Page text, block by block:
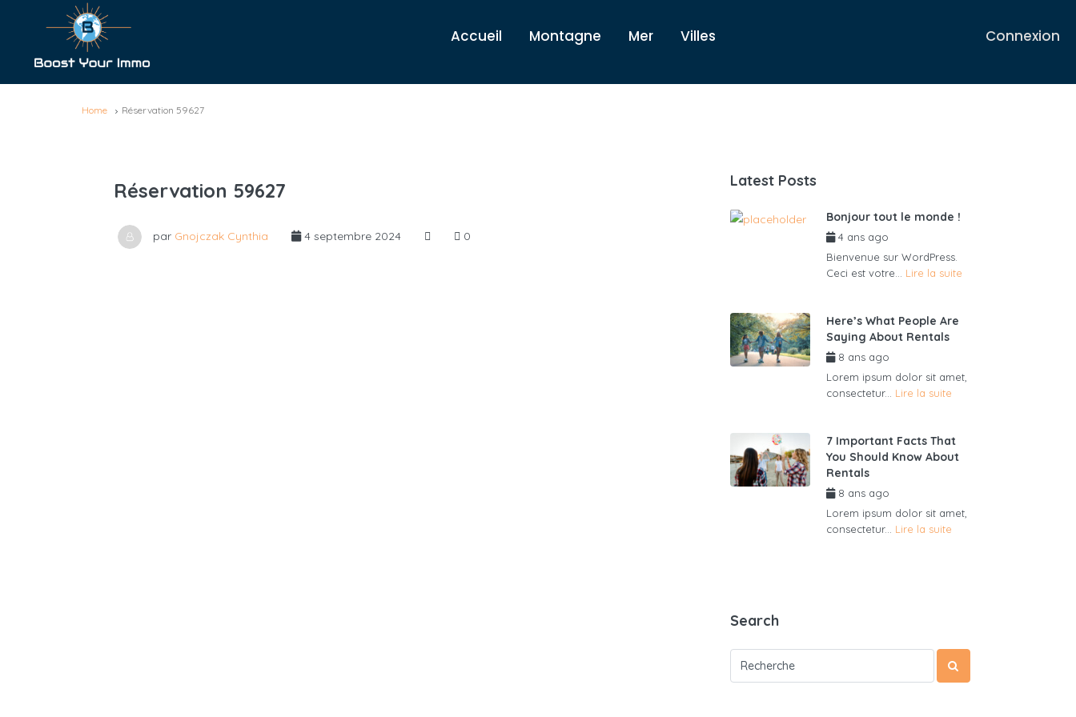
Accueil Montagne Mer Villes Connexion
Home Réservation 59627
Réservation 59627
par Gnojczak Cynthia 4 septembre 2024 0
Latest Posts
Bonjour tout le monde !
4 ans ago
Bienvenue sur WordPress.
Ceci est votre... Lire la suite
Here’s What People Are
Saying About Rentals
8 ans ago
Lorem ipsum dolor sit amet,
consectetur... Lire la suite
7 Important Facts That
You Should Know About
Rentals
8 ans ago
Lorem ipsum dolor sit amet,
consectetur... Lire la suite
Search